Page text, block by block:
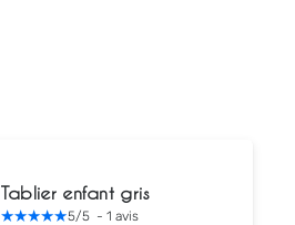
Tablier enfant gris
5/5 - 1 avis